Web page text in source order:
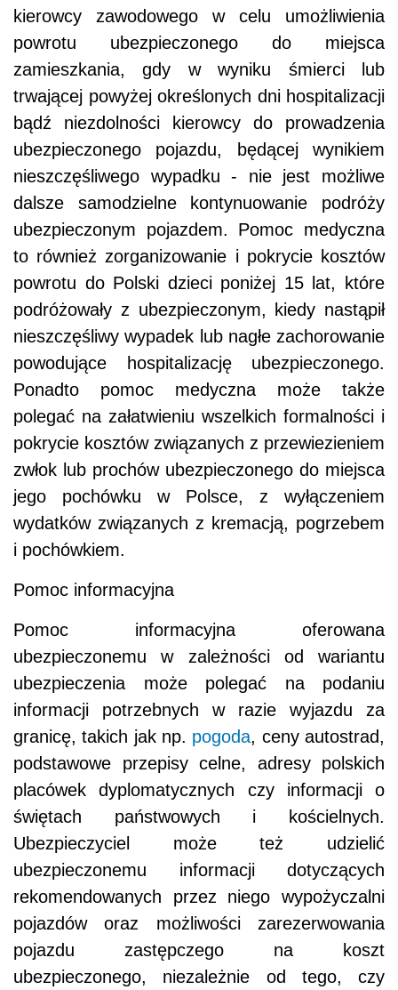
kierowcy zawodowego w celu umożliwienia
powrotu ubezpieczonego do miejsca
zamieszkania, gdy w wyniku śmierci lub
trwającej powyżej określonych dni hospitalizacji
bądź niezdolności kierowcy do prowadzenia
ubezpieczonego pojazdu, będącej wynikiem
nieszczęśliwego wypadku - nie jest możliwe
dalsze samodzielne kontynuowanie podróży
ubezpieczonym pojazdem. Pomoc medyczna
to również zorganizowanie i pokrycie kosztów
powrotu do Polski dzieci poniżej 15 lat, które
podróżowały z ubezpieczonym, kiedy nastąpił
nieszczęśliwy wypadek lub nagłe zachorowanie
powodujące hospitalizację ubezpieczonego.
Ponadto pomoc medyczna może także
polegać na załatwieniu wszelkich formalności i
pokrycie kosztów związanych z przewiezieniem
zwłok lub prochów ubezpieczonego do miejsca
jego pochówku w Polsce, z wyłączeniem
wydatków związanych z kremacją, pogrzebem
i pochówkiem.
Pomoc informacyjna
Pomoc informacyjna oferowana
ubezpieczonemu w zależności od wariantu
ubezpieczenia może polegać na podaniu
informacji potrzebnych w razie wyjazdu za
granicę, takich jak np. pogoda, ceny autostrad,
podstawowe przepisy celne, adresy polskich
placówek dyplomatycznych czy informacji o
świętach państwowych i kościelnych.
Ubezpieczyciel może też udzielić
ubezpieczonemu informacji dotyczących
rekomendowanych przez niego wypożyczalni
pojazdów oraz możliwości zarezerwowania
pojazdu zastępczego na koszt
ubezpieczonego, niezależnie od tego, czy